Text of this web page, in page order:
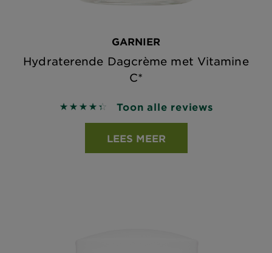
GARNIER
Hydraterende Dagcrème met Vitamine
C*
4.3711 out of 5 stars based on reviews
Toon alle reviews
LEES MEER